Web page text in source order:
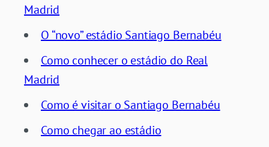
Madrid
O “novo” estádio Santiago Bernabéu
Como conhecer o estádio do Real
Madrid
Como é visitar o Santiago Bernabéu
Como chegar ao estádio